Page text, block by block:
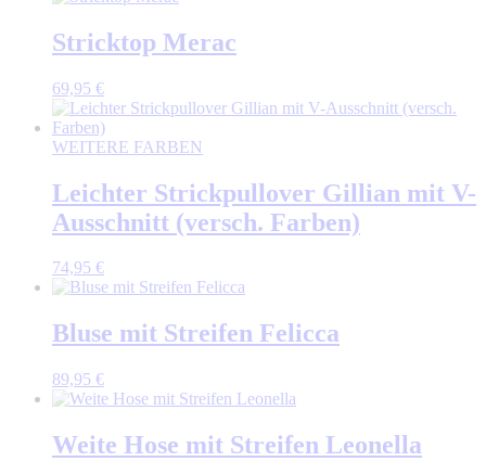
Stricktop Merac
69,95 €
WEITERE FARBEN
Leichter Strickpullover Gillian mit V-
Ausschnitt (versch. Farben)
74,95 €
Bluse mit Streifen Felicca
89,95 €
Weite Hose mit Streifen Leonella